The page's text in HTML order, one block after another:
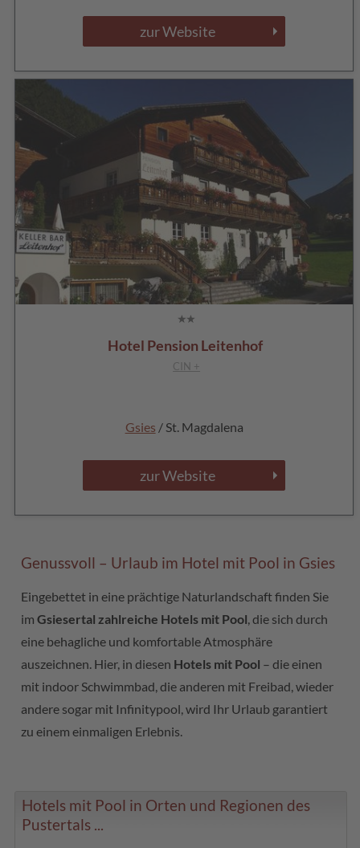
zur Website
Hotel Pension Leitenhof
CIN +
Gsies / St. Magdalena
zur Website
Genussvoll – Urlaub im Hotel mit Pool in Gsies
Eingebettet in eine prächtige Naturlandschaft finden Sie
imGsiesertal zahlreiche Hotels mit Pool , die sich durch
eine behagliche und komfortable Atmosphäre
auszeichnen. Hier, in diesen Hotels mit Pool – die einen
mit indoor Schwimmbad, die anderen mit Freibad, wieder
andere sogar mit Infinitypool, wird Ihr Urlaub garantiert
zu einem einmaligen Erlebnis.
Hotels mit Pool in Orten und Regionen des
Pustertals ...